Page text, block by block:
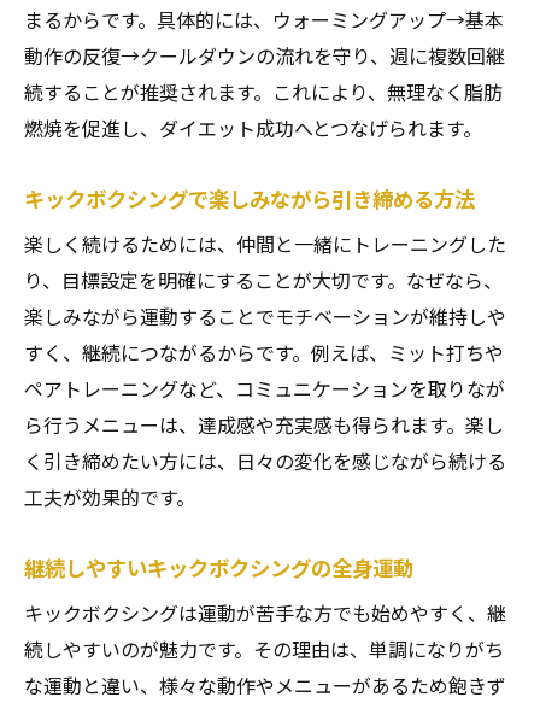
まるからです。具体的には、ウォーミングアップ→基本
動作の反復→クールダウンの流れを守り、週に複数回継
続することが推奨されます。これにより、無理なく脂肪
燃焼を促進し、ダイエット成功へとつなげられます。
キックボクシングで楽しみながら引き締める方法
楽しく続けるためには、仲間と一緒にトレーニングした
り、目標設定を明確にすることが大切です。なぜなら、
楽しみながら運動することでモチベーションが維持しや
すく、継続につながるからです。例えば、ミット打ちや
ペアトレーニングなど、コミュニケーションを取りなが
ら行うメニューは、達成感や充実感も得られます。楽し
く引き締めたい方には、日々の変化を感じながら続ける
工夫が効果的です。
継続しやすいキックボクシングの全身運動
キックボクシングは運動が苦手な方でも始めやすく、継
続しやすいのが魅力です。その理由は、単調になりがち
な運動と違い、様々な動作やメニューがあるため飽きず